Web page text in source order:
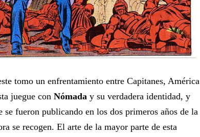
tomo un enfrentamiento entre Capitanes, América
juegue con Nómada y su verdadera identidad, y
se fueron publicando en los dos primeros años de la
se recogen. El arte de la mayor parte de esta